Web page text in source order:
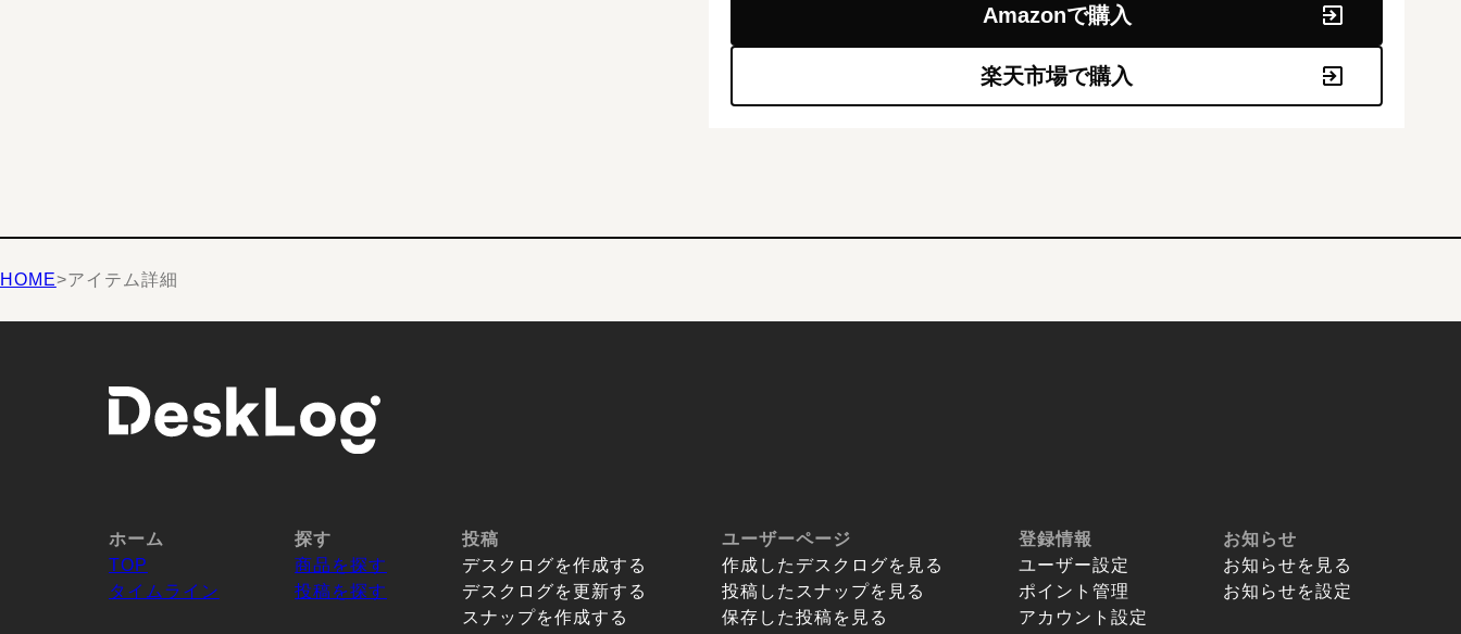
Amazonで購入
楽天市場で購入
HOME>アイテム詳細
ホーム
TOP
タイムライン
探す
商品を探す
投稿を探す
投稿
デスクログを作成する
デスクログを更新する
スナップを作成する
ユーザーページ
作成したデスクログを見る
投稿したスナップを見る
保存した投稿を見る
登録情報
ユーザー設定
ポイント管理
アカウント設定
お知らせ
お知らせを見る
お知らせを設定